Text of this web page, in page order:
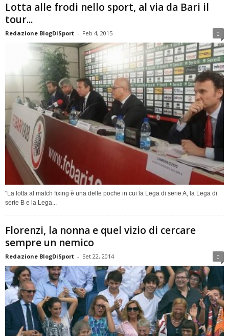
Lotta alle frodi nello sport, al via da Bari il
tour...
Redazione BlogDiSport - Feb 4, 2015 0
"La lotta al match fixing è una delle poche in cui la Lega di serie A, la Lega di
serie B e la Lega...
Florenzi, la nonna e quel vizio di cercare
sempre un nemico
Redazione BlogDiSport - Set 22, 2014 0